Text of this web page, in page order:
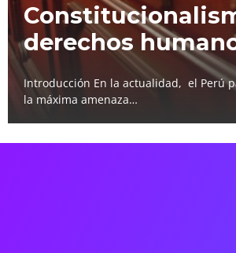
derechos
Introducción En la actualidad, el Perú
la máxima amenaza…